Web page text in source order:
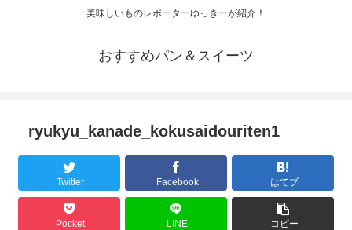
美味しいものレポーターゆっきーが紹介！
おすすめパン＆スイーツ
ryukyu_kanade_kokusaidouriten1
Twitter Facebook はてブ
Pocket LINE コピー